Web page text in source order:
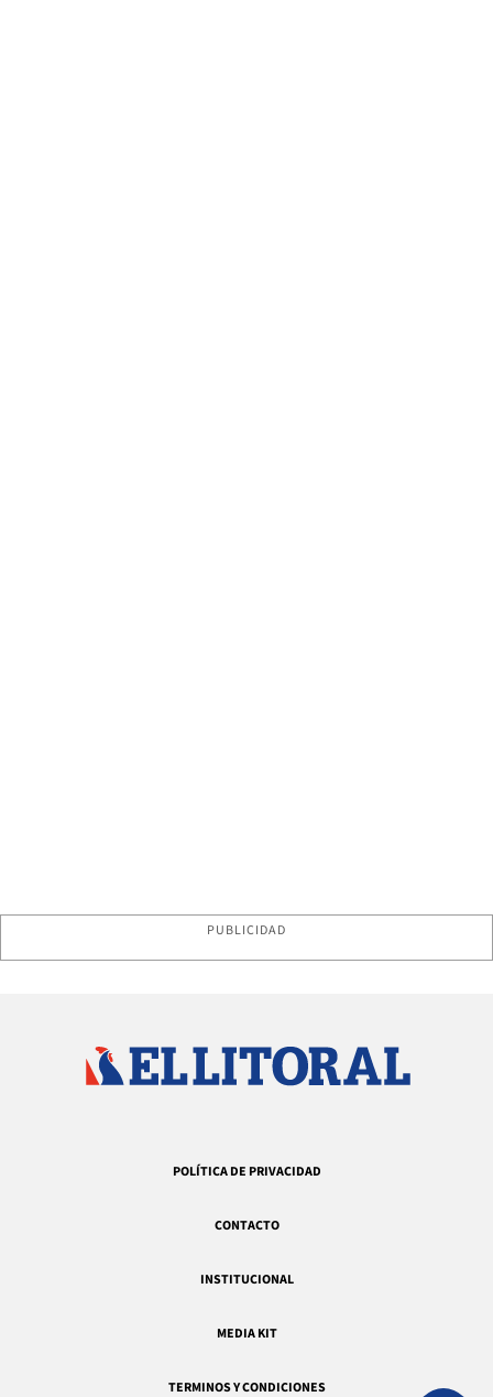
PUBLICIDAD
POLÍTICA DE PRIVACIDAD
CONTACTO
INSTITUCIONAL
MEDIA KIT
TERMINOS Y CONDICIONES